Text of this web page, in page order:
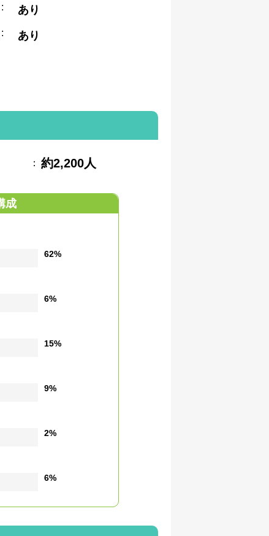
: あり
: あり
： 約2,200人
成
62%
6%
15%
9%
2%
6%